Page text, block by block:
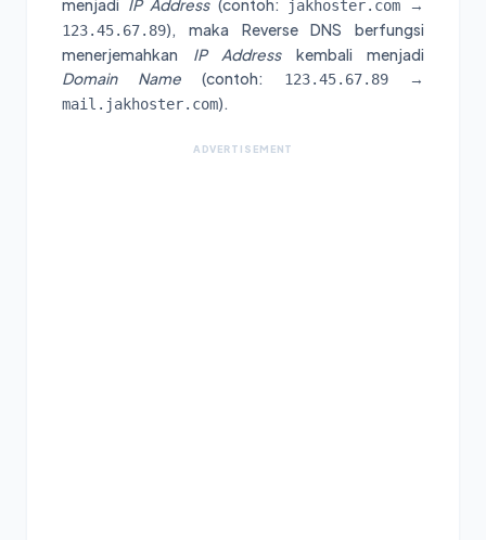
menjadi IP Address(contoh: jakhoster.com →
123.45.67.89), maka Reverse DNS berfungsi
menerjemahkan IP Addresskembali menjadi
Domain Name (contoh: 123.45.67.89 →
mail.jakhoster.com).
ADVERTISEMENT